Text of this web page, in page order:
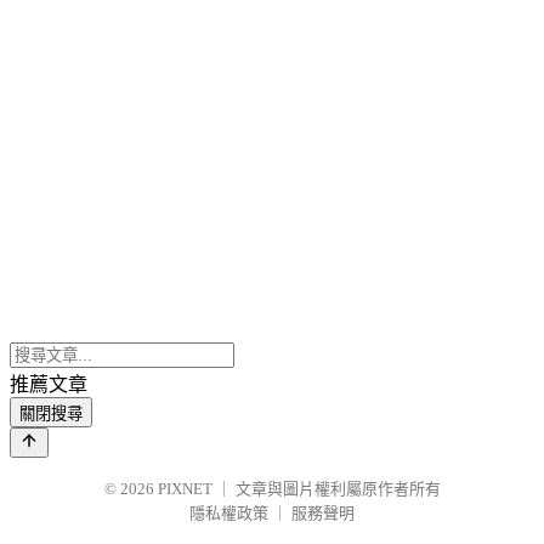
推薦文章
關閉搜尋
© 2026 PIXNET
文章與圖片權利屬原作者所有
隱私權政策
服務聲明